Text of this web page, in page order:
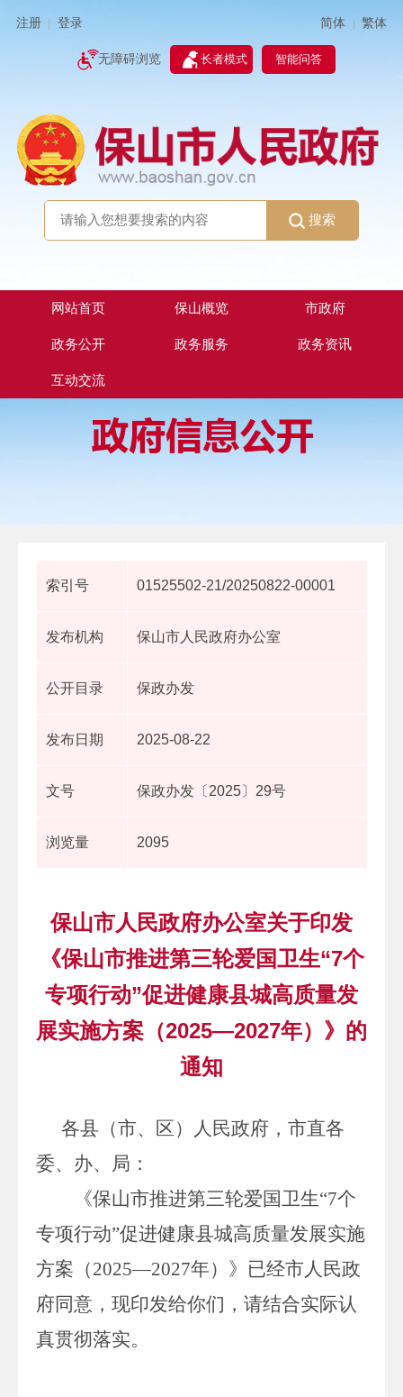
注册 登录 简体 | 繁体
无障碍浏览 长者模式 智能问答
搜索
网站首页 保山概览 市政府
政务公开 政务服务 政务资讯
互动交流
索引号 01525502-21/20250822-00001
发布机构 保山市人民政府办公室
公开目录 保政办发
发布日期 2025-08-22
文号 保政办发〔2025〕29号
浏览量 2095
保山市人民政府办公室关于印发
《保山市推进第三轮爱国卫生“7个
专项行动”促进健康县城高质量发
展实施方案（2025—2027年）》的
通知
各县（市、区）人民政府，市直各
委、办、局：
《保山市推进第三轮爱国卫生“7个
专项行动”促进健康县城高质量发展实施
方案（2025—2027年）》已经市人民政
府同意，现印发给你们，请结合实际认
真贯彻落实。